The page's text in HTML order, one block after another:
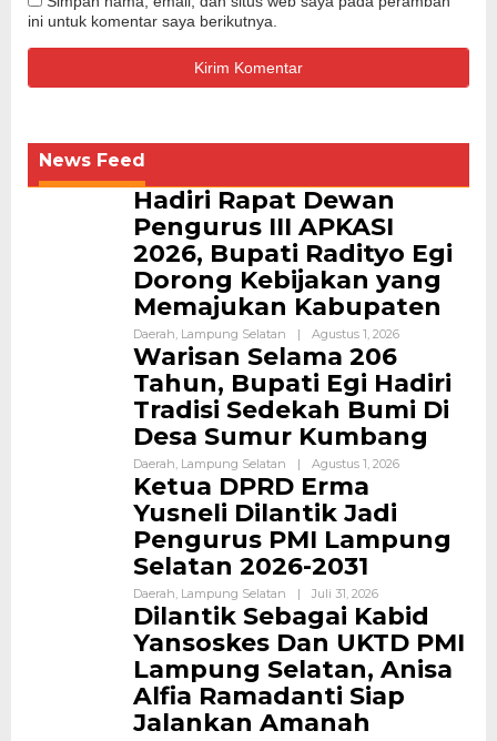
ini untuk komentar saya berikutnya.
News Feed
Hadiri Rapat Dewan
Pengurus III APKASI
2026, Bupati Radityo Egi
Dorong Kebijakan yang
Memajukan Kabupaten
Daerah, Lampung Selatan | Agustus 1, 2026
Warisan Selama 206
Tahun, Bupati Egi Hadiri
Tradisi Sedekah Bumi Di
Desa Sumur Kumbang
Daerah, Lampung Selatan | Agustus 1, 2026
Ketua DPRD Erma
Yusneli Dilantik Jadi
Pengurus PMI Lampung
Selatan 2026-2031
Daerah, Lampung Selatan | Juli 31, 2026
Dilantik Sebagai Kabid
Yansoskes Dan UKTD PMI
Lampung Selatan, Anisa
Alfia Ramadanti Siap
Jalankan Amanah